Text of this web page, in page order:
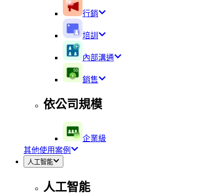
行銷
培訓
內部溝通
銷售
依公司規模
企業級
其他使用案例
人工智能
人工智能